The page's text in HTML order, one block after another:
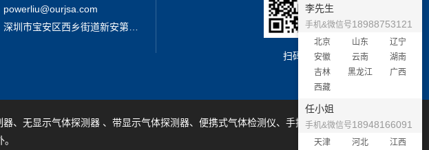
powerliu@ourjsa.com
地址：深圳市宝安区西乡街道新安第二工业区A3栋6楼南
扫码加微信
、无显示气体探测器 、带显示气体探测器、便携式气体检测仪、手提式气体检测仪等产品
李先生
手机&微信号18988753121
北京 山东
辽宁
安徽
云南
湖南
吉林
黑龙江
广西
西藏
任小姐
手机&微信号18948166091
天津 河北 江西